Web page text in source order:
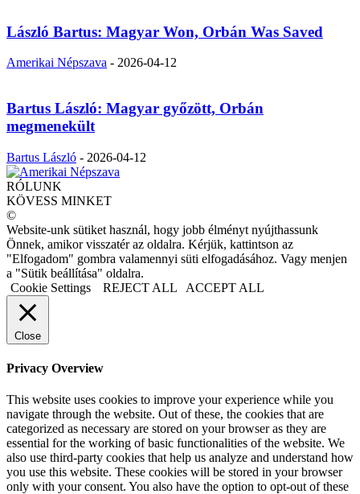
László Bartus: Magyar Won, Orbán Was Saved
Amerikai Népszava - 2026-04-12
Bartus László: Magyar győzött, Orbán
megmenekült
Bartus László - 2026-04-12
RÓLUNK
KÖVESS MINKET
©
Website-unk sütiket használ, hogy jobb élményt nyújthassunk
Önnek, amikor visszatér az oldalra. Kérjük, kattintson az
"Elfogadom" gombra valamennyi süti elfogadásához. Vagy menjen
a "Sütik beállítása" oldalra.
Cookie Settings
REJECT ALL ACCEPT ALL
Close
Privacy Overview
This website uses cookies to improve your experience while you
navigate through the website. Out of these, the cookies that are
categorized as necessary are stored on your browser as they are
essential for the working of basic functionalities of the website. We
also use third-party cookies that help us analyze and understand how
you use this website. These cookies will be stored in your browser
only with your consent. You also have the option to opt-out of these